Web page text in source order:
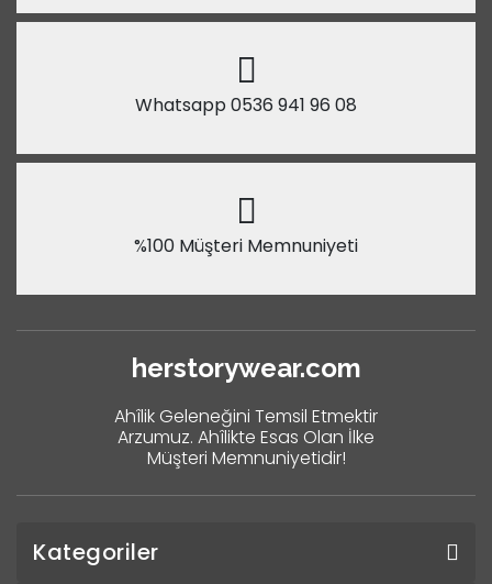
Whatsapp 0536 941 96 08
%100 Müşteri Memnuniyeti
herstorywear.com
Ahîlik Geleneğini Temsil Etmektir
Arzumuz. Ahîlikte Esas Olan İlke
Müşteri Memnuniyetidir!
Kategoriler